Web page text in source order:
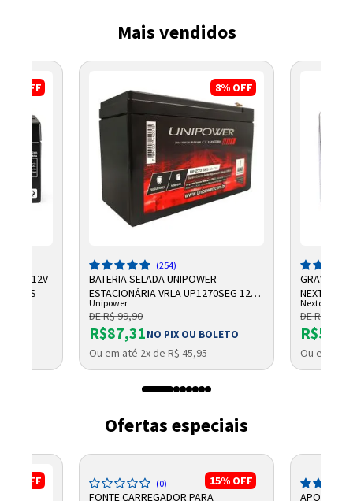
Mais vendidos
OFF
12V
8% OFF
(254)
BATERIA SELADA UNIPOWER
ESTACIONÁRIA VRLA UP1270SEG 12V
7AH F187
Unipower
DE R$ 99,90
R$87,31NO PIX OU BOLETO
Ou em até 2x de R$ 45,95
NEXTTECH
Nextcall
DE R$
Ou em até
Ofertas especiais
OFF 15% OFF
(0)
FONTE CARREGADOR PARA
APOIO